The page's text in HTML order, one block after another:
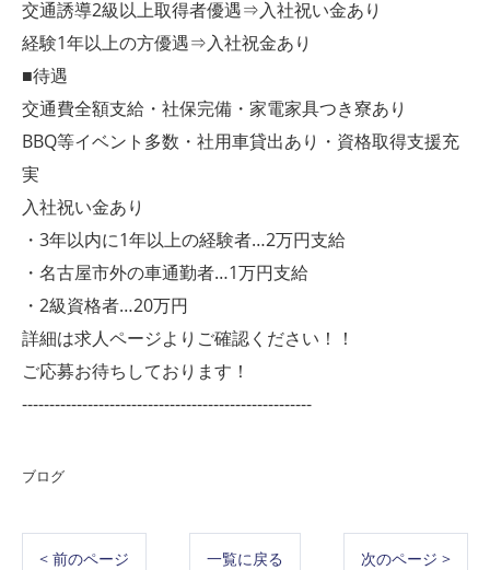
交通誘導2級以上取得者優遇⇒入社祝い金あり
経験1年以上の方優遇⇒入社祝金あり
■待遇
交通費全額支給・社保完備・家電家具つき寮あり
BBQ等イベント多数・社用車貸出あり・資格取得支援充
実
入社祝い金あり
・3年以内に1年以上の経験者…2万円支給
・名古屋市外の車通勤者…1万円支給
・2級資格者…20万円
詳細は求人ページよりご確認ください！！
ご応募お待ちしております！
-----------------------------------------------------
ブログ
< 前のページ 一覧に戻る 次のページ >